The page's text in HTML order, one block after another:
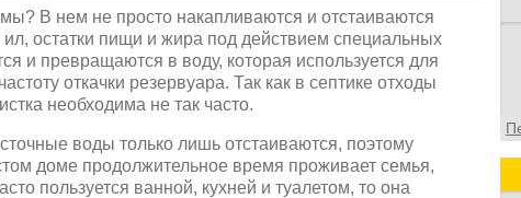
В нем не просто накапливаются и отстаиваются
остатки пищи и жира под действием специальных
и превращаются в воду, которая используется для
откачки резервуара. Так как в септике отходы
необходима не так часто.
воды только лишь отстаиваются, поэтому
доме продолжительное время проживает семья,
пользуется ванной, кухней и туалетом, то она